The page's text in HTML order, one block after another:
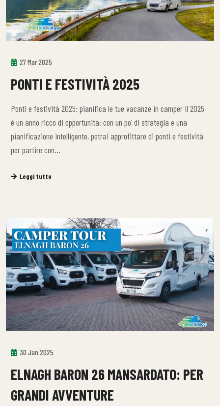
27 Mar 2025
PONTI E FESTIVITÀ 2025
Ponti e festività 2025: pianifica le tue vacanze in camper Il 2025
è un anno ricco di opportunità: con un po’ di strategia e una
pianificazione intelligente, potrai approfittare di ponti e festività
per partire con…
Leggi tutto
30 Jan 2025
ELNAGH BARON 26 MANSARDATO: PER
GRANDI AVVENTURE